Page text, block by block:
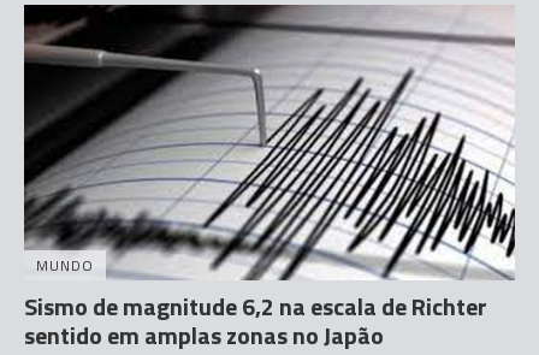
MUNDO
Sismo de magnitude 6,2 na escala de Richter
sentido em amplas zonas no Japão